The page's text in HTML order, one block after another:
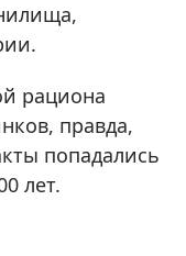
рациона
правда,
попадались
лет.